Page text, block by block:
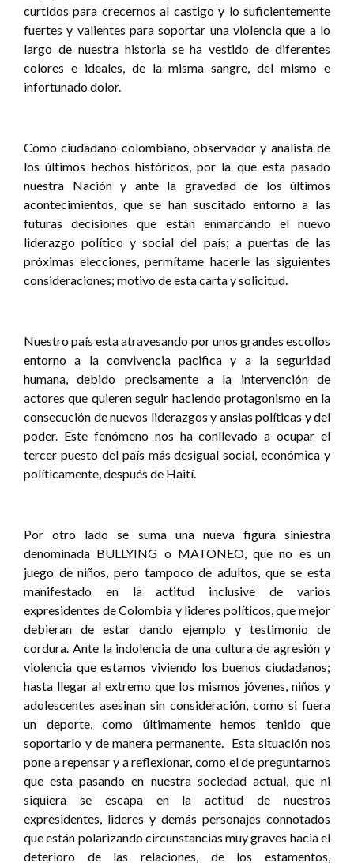
curtidos para crecernos al castigo y lo suficientemente
fuertes y valientes para soportar una violencia que a lo
largo de nuestra historia se ha vestido de diferentes
colores e ideales, de la misma sangre, del mismo e
infortunado dolor.
Como ciudadano colombiano, observador y analista de
los últimos hechos históricos, por la que esta pasado
nuestra Nación y ante la gravedad de los últimos
acontecimientos, que se han suscitado entorno a las
futuras decisiones que están enmarcando el nuevo
liderazgo político y social del país; a puertas de las
próximas elecciones, permítame hacerle las siguientes
consideraciones; motivo de esta carta y solicitud.
Nuestro país esta atravesando por unos grandes escollos
entorno a la convivencia pacifica y a la seguridad
humana, debido precisamente a la intervención de
actores que quieren seguir haciendo protagonismo en la
consecución de nuevos liderazgos y ansias políticas y del
poder. Este fenómeno nos ha conllevado a ocupar el
tercer puesto del país más desigual social, económica y
políticamente, después de Haití.
Por otro lado se suma una nueva figura siniestra
denominada BULLYING o MATONEO, que no es un
juego de niños, pero tampoco de adultos, que se esta
manifestado en la actitud inclusive de varios
expresidentes de Colombia y lideres políticos, que mejor
debieran de estar dando ejemplo y testimonio de
cordura. Ante la indolencia de una cultura de agresión y
violencia que estamos viviendo los buenos ciudadanos;
hasta llegar al extremo que los mismos jóvenes, niños y
adolescentes asesinan sin consideración, como si fuera
un deporte, como últimamente hemos tenido que
soportarlo y de manera permanente. Esta situación nos
pone a repensar y a reflexionar, como el de preguntarnos
que esta pasando en nuestra sociedad actual, que ni
siquiera se escapa en la actitud de nuestros
expresidentes, lideres y demás personajes connotados
que están polarizando circunstancias muy graves hacia el
deterioro de las relaciones, de los estamentos,